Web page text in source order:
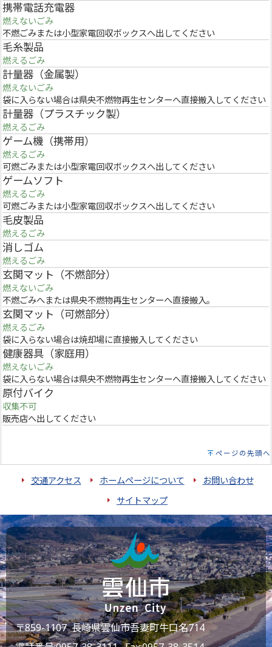
携帯電話充電器
燃えないごみ
不燃ごみまたは小型家電回収ボックスへ出してください
毛糸製品
燃えるごみ
計量器（金属製）
燃えないごみ
袋に入らない場合は県央不燃物再生センターへ直接搬入してください
計量器（プラスチック製）
燃えるごみ
ゲーム機（携帯用）
燃えるごみ
可燃ごみまたは小型家電回収ボックスへ出してください
ゲームソフト
燃えるごみ
可燃ごみまたは小型家電回収ボックスへ出してください
毛皮製品
燃えるごみ
消しゴム
燃えるごみ
玄関マット（不燃部分）
燃えないごみ
不燃ごみへまたは県央不燃物再生センターへ直接搬入。
玄関マット（可燃部分）
燃えるごみ
袋に入らない場合は焼却場に直接搬入してください
健康器具（家庭用）
燃えないごみ
袋に入らない場合は県央不燃物再生センターへ直接搬入してください
原付バイク
収集不可
販売店へ出してください
ページの先頭へ
交通アクセス ホームページについて
お問い合わせ
サイトマップ
〒859-1107 長崎県雲仙市吾妻町牛口名714